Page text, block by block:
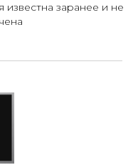
заранее и не